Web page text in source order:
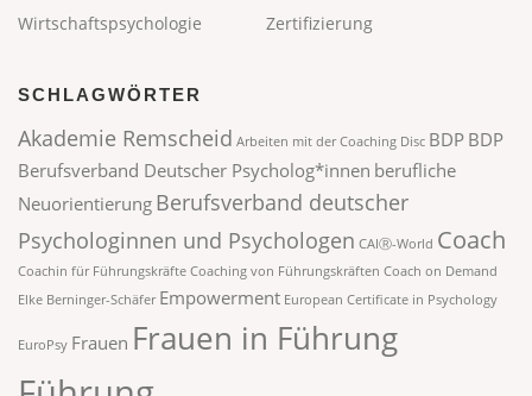
Wirtschaftspsychologie
Zertifizierung
SCHLAGWÖRTER
Akademie Remscheid Arbeiten mit der Coaching Disc BDP BDP
Berufsverband Deutscher Psycholog*innen berufliche
Neuorientierung Berufsverband deutscher
Psychologinnen und Psychologen CAIⓇ-World Coach
Coachin für Führungskräfte Coaching von Führungskräften Coach on Demand
Elke Berninger-Schäfer Empowerment European Certificate in Psychology
EuroPsy Frauen Frauen in Führung